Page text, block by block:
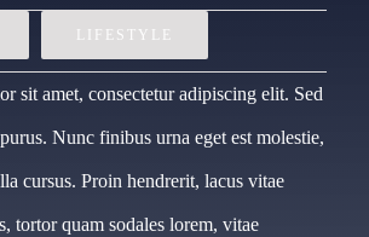
LIFESTYLE
sit amet, consectetur adipiscing elit. Sed
Nunc finibus urna eget est molestie,
cursus. Proin hendrerit, lacus vitae
tortor quam sodales lorem, vitae